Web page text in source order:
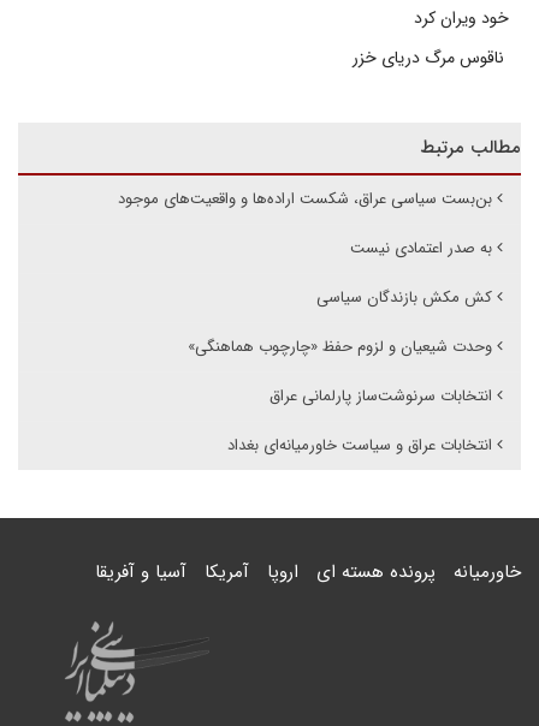
خود ویران کرد
ناقوس مرگ دریای خزر
مطالب مرتبط
بن‌بست سیاسی عراق، شکست اراده‌ها و واقعیت‌های موجود
به صدر اعتمادی نیست
کش مکش بازندگان سیاسی
وحدت شیعیان و لزوم حفظ «چارچوب هماهنگی»
انتخابات سرنوشت‌ساز پارلمانی عراق
انتخابات عراق و سیاست خاورمیانه‌ای بغداد
خاورمیانه پرونده هسته ای اروپا آمریکا آسیا و آفریقا